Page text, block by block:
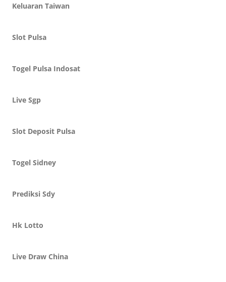
Keluaran Taiwan
Slot Pulsa
Togel Pulsa Indosat
Live Sgp
Slot Deposit Pulsa
Togel Sidney
Prediksi Sdy
Hk Lotto
Live Draw China